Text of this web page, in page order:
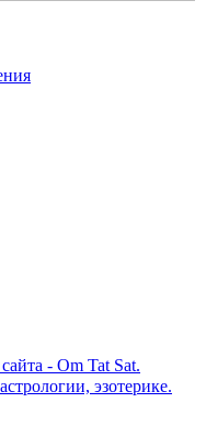
- Om Tat Sat.
эзотерике.